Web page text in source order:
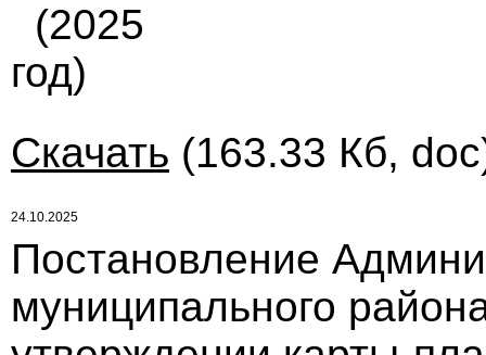
(2025
год)
Скачать (163.33 Кб,
24.10.2025
Постановление
муниципального